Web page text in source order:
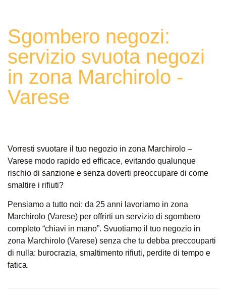
Sgombero negozi:
servizio svuota negozi
in zona Marchirolo -
Varese
Vorresti svuotare il tuo negozio in zona Marchirolo –
Varese modo rapido ed efficace, evitando qualunque
rischio di sanzione e senza doverti preoccupare di come
smaltire i rifiuti?
Pensiamo a tutto noi: da 25 anni lavoriamo in zona
Marchirolo (Varese) per offrirti un servizio di sgombero
completo “chiavi in mano”. Svuotiamo il tuo negozio in
zona Marchirolo (Varese) senza che tu debba preccouparti
di nulla: burocrazia, smaltimento rifiuti, perdite di tempo e
fatica.